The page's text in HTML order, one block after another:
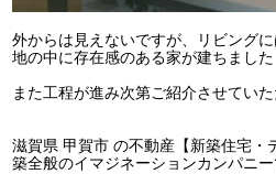
外からは見えないですが、リビング
地の中に存在感のある家が建ちました
また工程が進み次第ご紹介させてい
滋賀県 甲賀市 の不動産【新築住宅・
築全般のイマジネーションカンパニー